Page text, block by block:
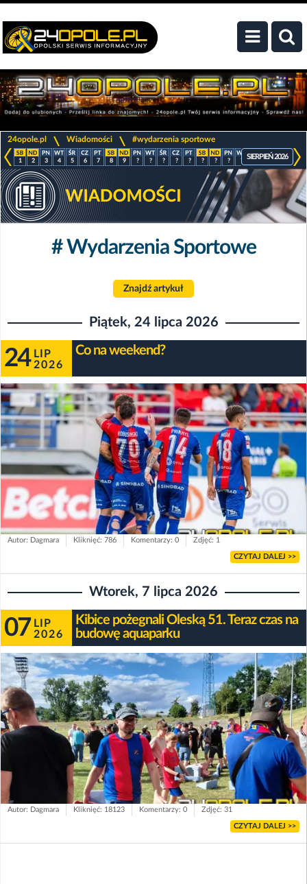
24opole.pl Wiadomości #wydarzenia sportowe
1 2 3 4 5 6 7 8 9 ? ? ? ? ? ? ? ? ? ? ? ?
SIERPIEŃ 2026
# Wydarzenia Sportowe
Znajdź artykuł
Piątek, 24 lipca 2026
24 LIP
2026
Co na weekend?
Autor: Dagmara Kliknięć: 786 Komentarzy: 0 Zdjęć: 1
CZYTAJ DALEJ >>
Wtorek, 7 lipca 2026
07 LIP
2026
Kibice pożegnali Oleską 51. Teraz czas na
budowę aquaparku
Autor: Dagmara Kliknięć: 18123 Komentarzy: 0 Zdjęć: 31
CZYTAJ DALEJ >>